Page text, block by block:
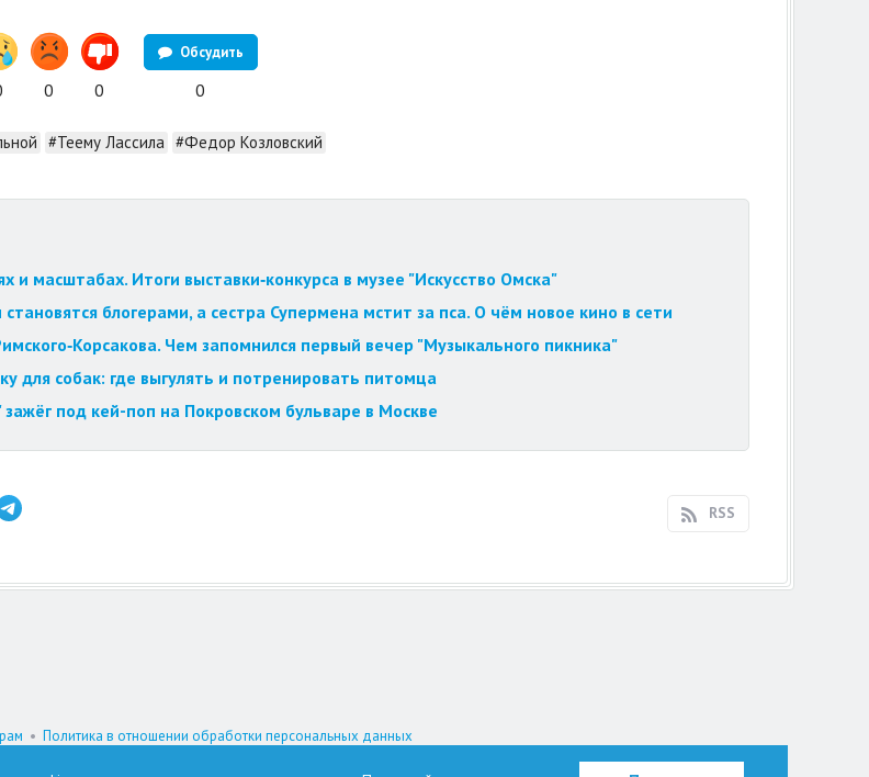
0 0
Обсудить
0
#Теему Лассила #Федор Козловский
и масштабах. Итоги выставки‑конкурса в музее "Искусство Омска"
блогерами, а сестра Супермена мстит за пса. О чём новое кино в сети
Чем запомнился первый вечер "Музыкального пикника"
для собак: где выгулять и потренировать питомца
под кей-поп на Покровском бульваре в Москве
RSS
• Политика в отношении обработки персональных данных